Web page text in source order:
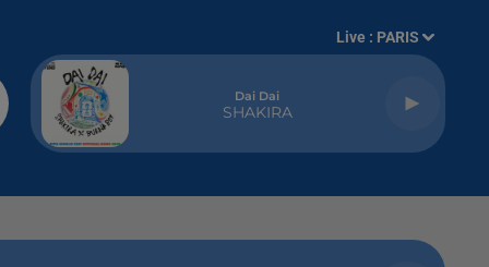
Live : PARIS
Dai Dai
SHAKIRA